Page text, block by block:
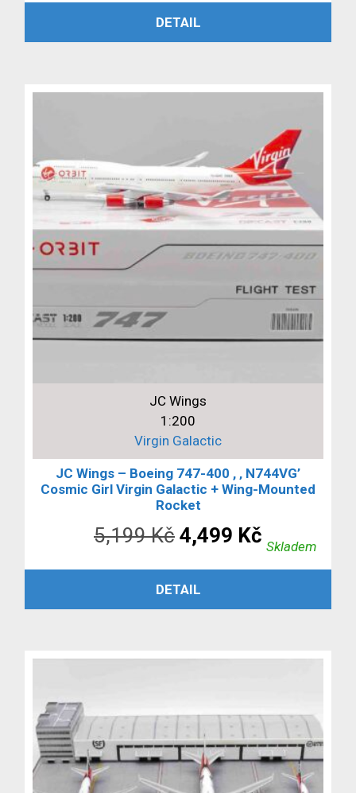
byla:
PŘIDAT DO KOŠÍKU
DETAIL
JC Wings
1:200
Virgin Galactic
JC Wings – Boeing 747-400 , ‚ N744VG’
Cosmic Girl Virgin Galactic + Wing-Mounted
Rocket
5,199Kč Původní
cena
byla:
4,499 Kč
cena
Skladem
PŘIDAT DO KOŠÍKU
DETAIL